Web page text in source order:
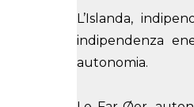
L’Islanda,
indipendenza
autonomia.